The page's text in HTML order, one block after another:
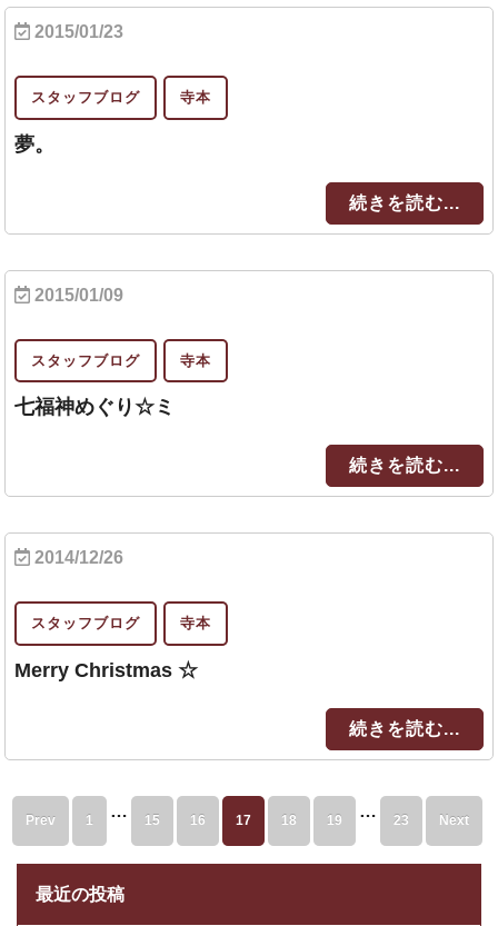
2015/01/23
スタッフブログ 寺本
夢。
続きを読む...
2015/01/09
スタッフブログ 寺本
七福神めぐり☆ミ
続きを読む...
2014/12/26
スタッフブログ 寺本
Merry Christmas ☆
続きを読む...
Prev 1 … 15 16 17 18 19 … 23 Next
最近の投稿